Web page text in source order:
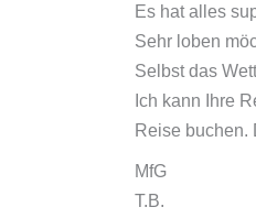
Whiskytour
Orkney
Whisky-
Islay
Es hat alles
Sehr loben
Selbst das
Ich kann Ihre
Reise buchen.
MfG
T.B.